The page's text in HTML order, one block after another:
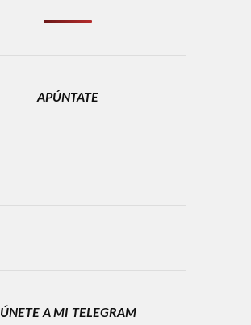
APÚNTATE
ÚNETE A MI TELEGRAM